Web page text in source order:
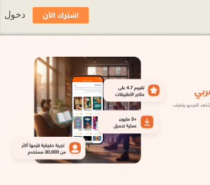
اشترك الآن دخول